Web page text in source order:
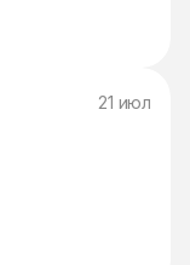
21 июл